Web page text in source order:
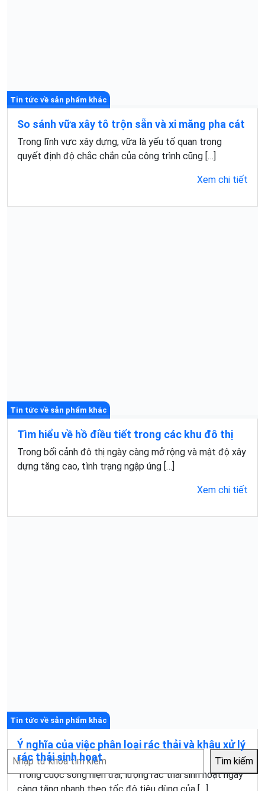
Tin tức về sản phẩm khác
So sánh vữa xây tô trộn sẵn và xi măng pha cát
Trong lĩnh vực xây dựng, vữa là yếu tố quan trọng
quyết định độ chắc chắn của công trình cũng […]
Xem chi tiết
Tin tức về sản phẩm khác
Tìm hiểu về hồ điều tiết trong các khu đô thị
Trong bối cảnh đô thị ngày càng mở rộng và mật độ xây
dựng tăng cao, tình trạng ngập úng […]
Xem chi tiết
Tin tức về sản phẩm khác
Ý nghĩa của việc phân loại rác thải và khâu xử lý
rác thải sinh hoạt
Trong cuộc sống hiện đại, lượng rác thải sinh hoạt ngày
Tìm
Tìm kiếm